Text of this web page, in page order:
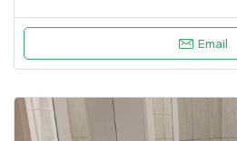
Email